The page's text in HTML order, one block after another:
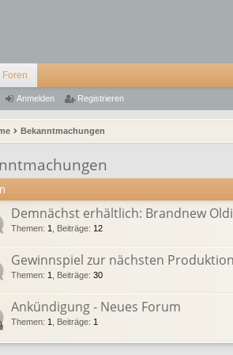
Foren
Anmelden Registrieren
Bekanntmachungen
Demnächst erhältlich: Brandnew
Themen: 1 Beiträge: 12
Gewinnspiel zur nächsten
Themen: 1 Beiträge: 30
Ankündigung - Neues Forum
Themen: 1 Beiträge: 1